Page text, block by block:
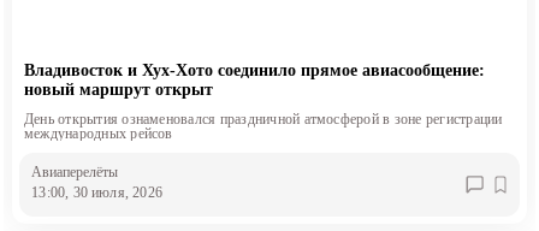
Владивосток и Хух-Хото соединило прямое авиасообщение:
новый маршрут открыт
День открытия ознаменовался праздничной атмосферой в зоне регистрации
международных рейсов
Авиаперелёты
13:00, 30 июля, 2026